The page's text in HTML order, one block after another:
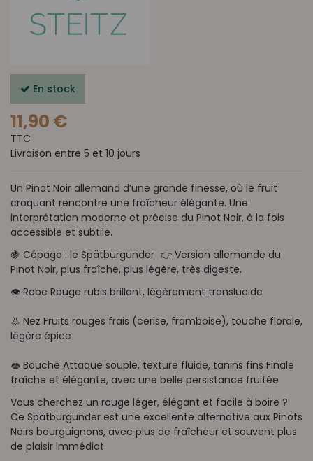
En stock
11,90 €
TTC
Livraison entre 5 et 10 jours
Un Pinot Noir allemand d’une grande finesse, où le fruit
croquant rencontre une fraîcheur élégante. Une
interprétation moderne et précise du Pinot Noir, à la fois
accessible et subtile.
🍇 Cépage : le Spätburgunder 👉 Version allemande du
Pinot Noir, plus fraîche, plus légère, très digeste.
👁️ Robe Rouge rubis brillant, légèrement translucide
👃 Nez Fruits rouges frais (cerise, framboise), touche florale,
légère épice
👄 Bouche Attaque souple, texture fluide, tanins fins Finale
fraîche et élégante, avec une belle persistance fruitée
Vous cherchez un rouge léger, élégant et facile à boire ?
Ce Spätburgunder est une excellente alternative aux Pinots
Noirs bourguignons, avec plus de fraîcheur et souvent plus
de plaisir immédiat.